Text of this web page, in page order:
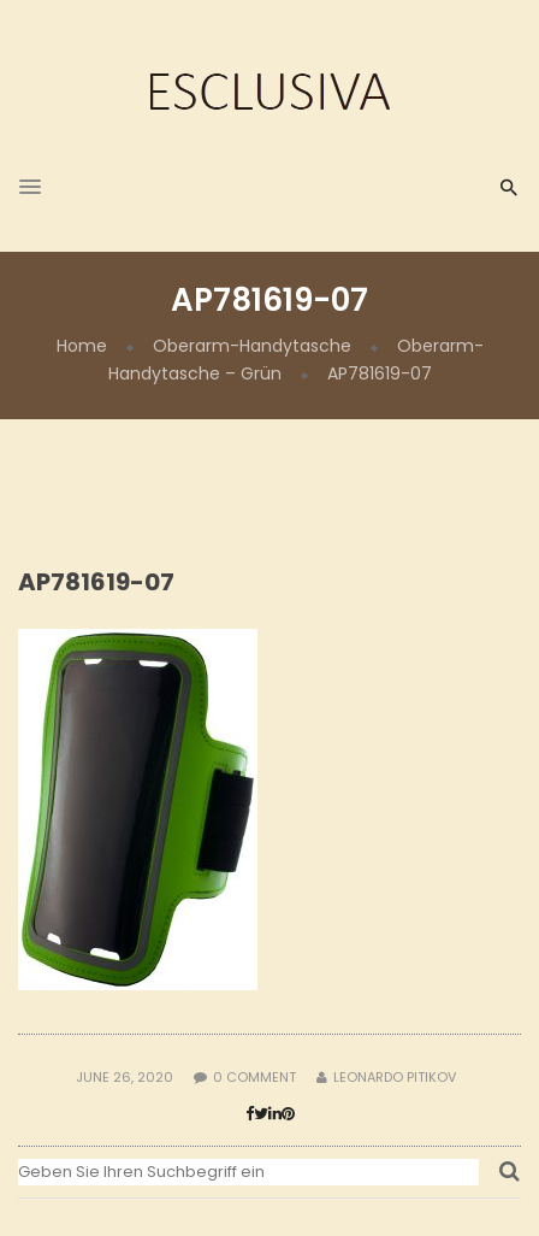
AP781619-07
Home Oberarm-Handytasche
Oberarm-
Handytasche – Grün
AP781619-07
AP781619-07
JUNE 26, 2020 0 COMMENT LEONARDO PITIKOV